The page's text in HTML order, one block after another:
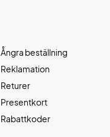
Ångra beställning
Reklamation
Returer
Presentkort
Rabattkoder